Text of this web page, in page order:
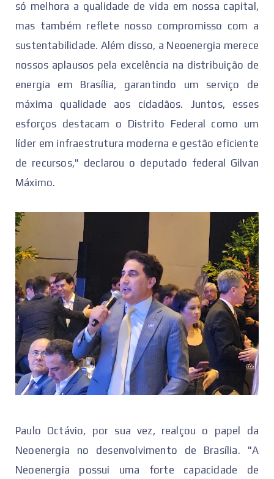
só melhora a qualidade de vida em nossa capital,
mas também reflete nosso compromisso com a
sustentabilidade. Além disso, a Neoenergia merece
nossos aplausos pela excelência na distribuição de
energia em Brasília, garantindo um serviço de
máxima qualidade aos cidadãos. Juntos, esses
esforços destacam o Distrito Federal como um
líder em infraestrutura moderna e gestão eficiente
de recursos," declarou o deputado federal Gilvan
Máximo.
Paulo Octávio, por sua vez, realçou o papel da
Neoenergia no desenvolvimento de Brasília. "A
Neoenergia possui uma forte capacidade de